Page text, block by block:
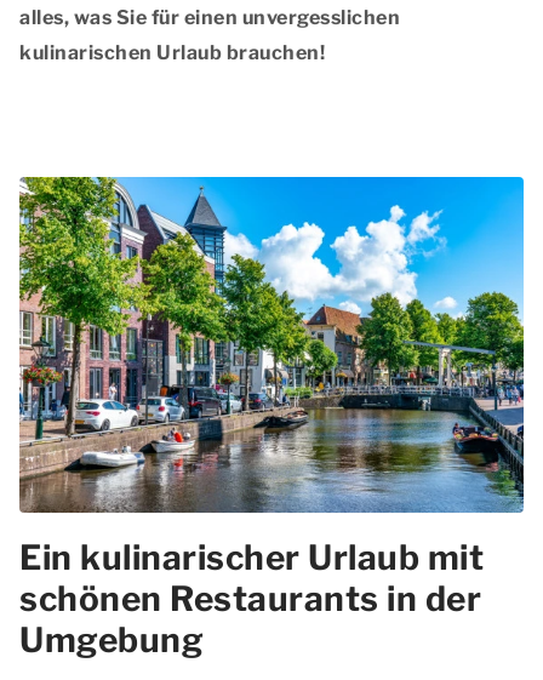
alles, was Sie für einen unvergesslichen
kulinarischen Urlaub brauchen!
Ein kulinarischer Urlaub mit
schönen Restaurants in der
Umgebung